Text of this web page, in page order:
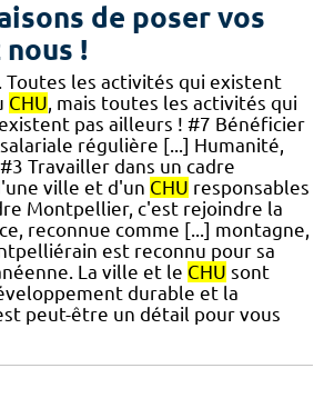
de poser vos
!
Toutes les activités qui existent
CHU, mais toutes les activités qui
pas ailleurs ! #7 Bénéficier
régulière [...] Humanité,
Travailler dans un cadre
ville et d'un CHU responsables
Montpellier, c'est rejoindre la
reconnue comme [...] montagne,
est reconnu pour sa
La ville et le CHU sont
durable et la
peut-être un détail pour vous